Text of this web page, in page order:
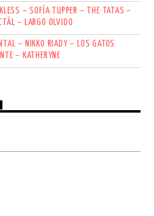
– SOFÍA TUPPER – THE TATAS –
– LARGO OLVIDO
– NIKKO RIADY – LOS GATOS
– KATHERYNE